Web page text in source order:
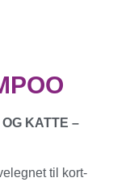
KATTE –
til kort-